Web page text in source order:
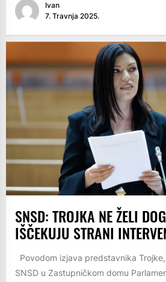
Ivan
7. Travnja 2025.
SNSD: TROJKA NE ŽELI
IŠČEKUJU STRANI
Povodom izjava predstavnika
SNSD u Zastupničkom domu